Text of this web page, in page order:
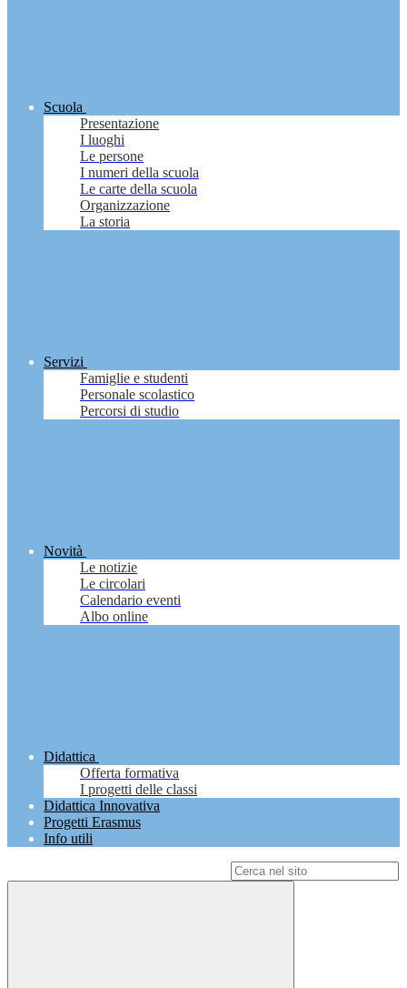
Scuola
Presentazione
I luoghi
Le persone
I numeri della scuola
Le carte della scuola
Organizzazione
La storia
Servizi
Famiglie e studenti
Personale scolastico
Percorsi di studio
Novità
Le notizie
Le circolari
Calendario eventi
Albo online
Didattica
Offerta formativa
I progetti delle classi
Didattica Innovativa
Progetti Erasmus
Info utili